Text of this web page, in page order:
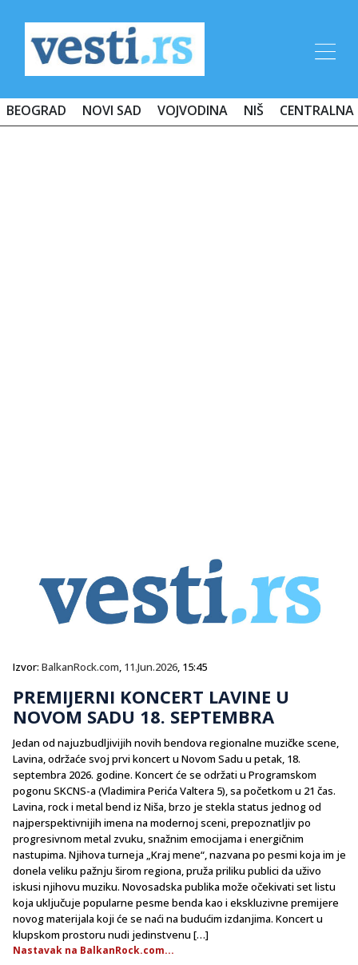
BEOGRAD NOVI SAD VOJVODINA NIŠ CENTRALNA
Izvor: BalkanRock.com, 11.Jun.2026, 15:45
PREMIJERNI KONCERT LAVINE U
NOVOM SADU 18. SEPTEMBRA
Jedan od najuzbudljivijih novih bendova regionalne muzičke scene,
Lavina, održaće svoj prvi koncert u Novom Sadu u petak, 18.
septembra 2026. godine. Koncert će se održati u Programskom
pogonu SKCNS-a (Vladimira Perića Valtera 5), sa početkom u 21 čas.
Lavina, rock i metal bend iz Niša, brzo je stekla status jednog od
najperspektivnijih imena na modernoj sceni, prepoznatljiv po
progresivnom metal zvuku, snažnim emocijama i energičnim
nastupima. Njihova turneja „Kraj mene“, nazvana po pesmi koja im je
donela veliku pažnju širom regiona, pruža priliku publici da uživo
iskusi njihovu muziku. Novosadska publika može očekivati set listu
koja uključuje popularne pesme benda kao i ekskluzivne premijere
novog materijala koji će se naći na budućim izdanjima. Koncert u
klupskom prostoru nudi jedinstvenu […]
Nastavak na BalkanRock.com...